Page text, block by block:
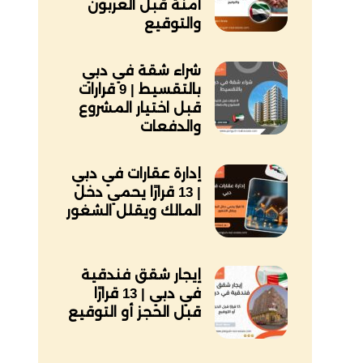
آمنة قبل العربون
والتوقيع
شراء شقة في دبي
بالتقسيط | 9 قرارات
قبل اختيار المشروع
والدفعات
إدارة عقارات في دبي
| 13 قرارًا يحمي دخل
المالك ويقلل الشغور
إيجار شقق فندقية
في دبي | 13 قرارًا
قبل الحجز أو التوقيع